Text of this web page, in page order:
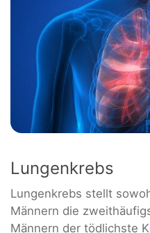
Lungenkrebs
Lungenkrebs stellt
Männern die
Männern der tödlichste